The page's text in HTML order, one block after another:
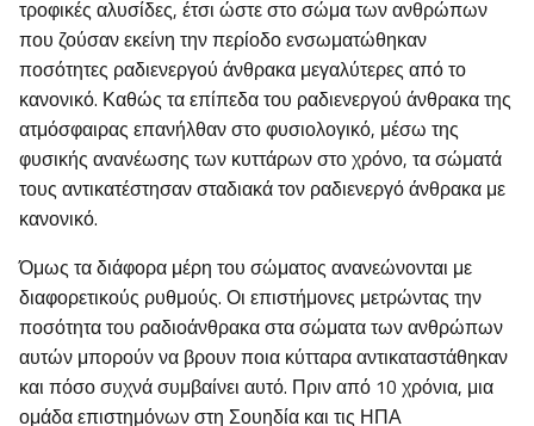
τροφικές αλυσίδες, έτσι ώστε στο σώμα των ανθρώπων
που ζούσαν εκείνη την περίοδο ενσωματώθηκαν
ποσότητες ραδιενεργού άνθρακα μεγαλύτερες από το
κανονικό. Καθώς τα επίπεδα του ραδιενεργού άνθρακα της
ατμόσφαιρας επανήλθαν στο φυσιολογικό, μέσω της
φυσικής ανανέωσης των κυττάρων στο χρόνο, τα σώματά
τους αντικατέστησαν σταδιακά τον ραδιενεργό άνθρακα με
κανονικό.
Όμως τα διάφορα μέρη του σώματος ανανεώνονται με
διαφορετικούς ρυθμούς. Οι επιστήμονες μετρώντας την
ποσότητα του ραδιοάνθρακα στα σώματα των ανθρώπων
αυτών μπορούν να βρουν ποια κύτταρα αντικαταστάθηκαν
και πόσο συχνά συμβαίνει αυτό. Πριν από 10 χρόνια, μια
ομάδα επιστημόνων στη Σουηδία και τις ΗΠΑ